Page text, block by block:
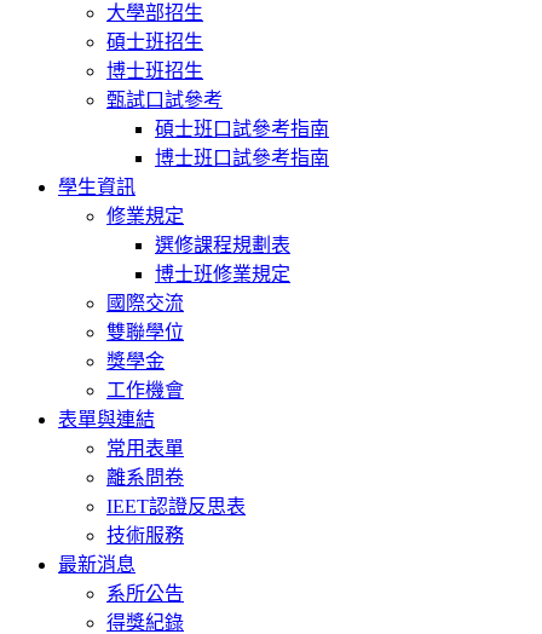
大學部招生
碩士班招生
博士班招生
甄試口試參考
碩士班口試參考指南
博士班口試參考指南
學生資訊
修業規定
選修課程規劃表
博士班修業規定
國際交流
雙聯學位
獎學金
工作機會
表單與連結
常用表單
離系問卷
IEET認證反思表
技術服務
最新消息
系所公告
得獎紀錄